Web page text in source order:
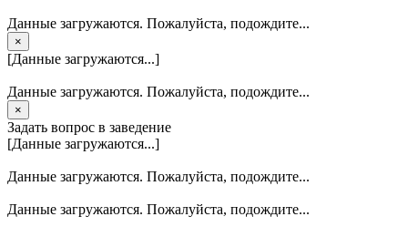
Данные загружаются. Пожалуйста, подождите...
×
[Данные загружаются...]
Данные загружаются. Пожалуйста, подождите...
×
Задать вопрос в заведение
[Данные загружаются...]
Данные загружаются. Пожалуйста, подождите...
Данные загружаются. Пожалуйста, подождите...